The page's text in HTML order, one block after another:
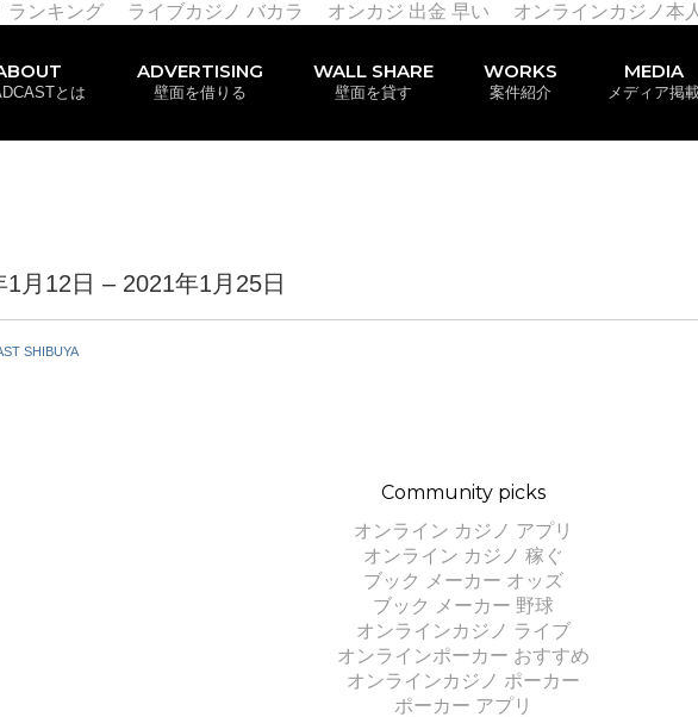
ランキング ライブカジノ バカラ オンカジ 出金 早い オンラインカジノ本
とは
ADVERTISING
壁面を借りる
WALL SHARE
壁面を貸す
WORKS
案件紹介
MEDIA
メディア掲
1月12日 – 2021年1月25日
SHIBUYA
Community picks
オンライン カジノ アプリ
オンライン カジノ 稼ぐ
ブック メーカー オッズ
ブック メーカー 野球
オンラインカジノ ライブ
オンラインポーカー おすすめ
オンラインカジノ ポーカー
ポーカー アプリ